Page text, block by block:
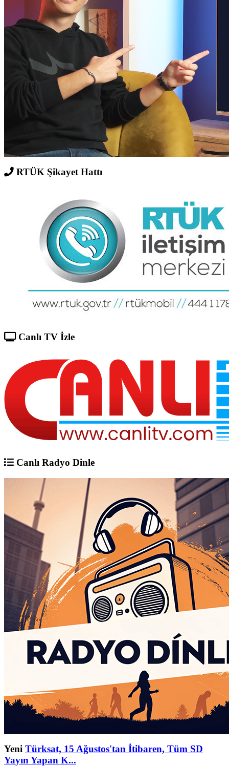
RTÜK Şikayet Hattı
Canlı TV İzle
Canlı Radyo Dinle
Yeni Türksat, 15 Ağustos'tan İtibaren, Tüm SD
Yayın Yapan K...